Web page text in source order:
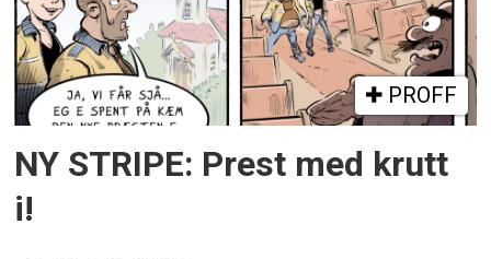
PROFF
NY STRIPE: Prest med krutt
i!